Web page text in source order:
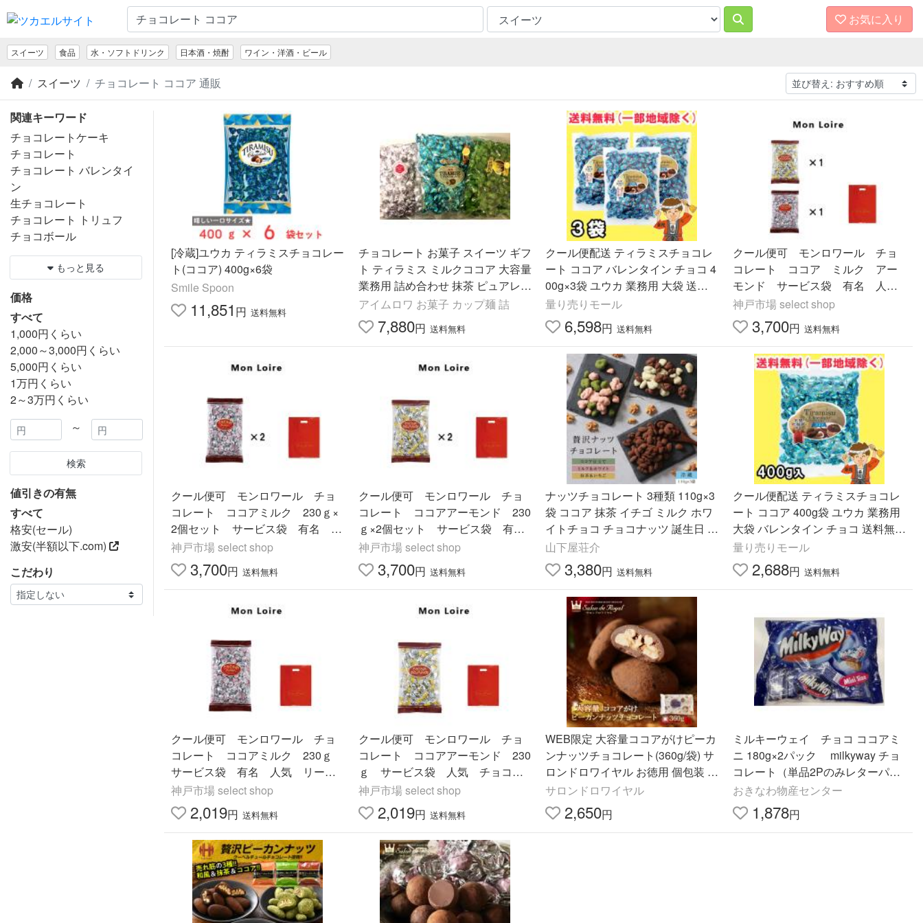
お気に入り
スイーツ 食品 水・ソフトドリンク 日本酒・焼酎 ワイン・洋酒・ビール
スイーツ チョコレート ココア 通販
関連キーワード
チョコレートケーキ
チョコレート
チョコレート バレンタイ
ン
生チョコレート
チョコレート トリュフ
チョコボール
もっと見る
価格
すべて
1,000円くらい
2,000～3,000円くらい
5,000円くらい
1万円くらい
2～3万円くらい
～
検索
値引きの有無
すべて
格安(セール)
激安(半額以下.com)
こだわり
[冷蔵]ユウカ ティラミスチョコレー
ト(ココア) 400g×6袋
Smile Spoon
11,851 円 送料無料
チョコレート お菓子 スイーツ ギフ
ト ティラミス ミルクココア 大容量
業務用 詰め合わせ 抹茶 ピュアレ 3
種セット
アイムロワ お菓子 カップ麺 詰
7,880円 送料無料
クール便配送 ティラミスチョコレ
ート ココア バレンタイン チョコ 4
00g×3袋 ユウカ 業務用 大袋 送料
無料（北海道・東北・沖縄除く）
量り売りモール
6,598円 送料無料
クール便可 モンロワール チョ
コレート ココア ミルク アー
モンド サービス袋 有名 人
気 リーフ ２種セット お菓
子 送料無料
神戸市場 select shop
3,700円 送料無料
クール便可 モンロワール チョ
コレート ココアミルク 230ｇ×
2個セット サービス袋 有名 人
気 リーフ ばらまき お菓子
送料無料
神戸市場 select shop
3,700円 送料無料
クール便可 モンロワール チョ
コレート ココアアーモンド 230
ｇ×2個セット サービス袋 有
名 人気 チョコ ココア アー
モンド 送料無料
神戸市場 select shop
3,700円 送料無料
ナッツチョコレート 3種類 110g×3
袋 ココア 抹茶 イチゴ ミルク ホワ
イトチョコ チョコナッツ 誕生日 ギ
フト 贈り物 間食 おやつ バースデ
ー ご褒美 2026 爆買
山下屋荘介
3,380円 送料無料
クール便配送 ティラミスチョコレ
ート ココア 400g袋 ユウカ 業務用
大袋 バレンタイン チョコ 送料無料
（北海道・東北・沖縄除く）
量り売りモール
2,688円 送料無料
クール便可 モンロワール チョ
コレート ココアミルク 230ｇ
サービス袋 有名 人気 リー
フ ばらまき お菓子 送料無料
神戸市場 select shop
2,019円 送料無料
クール便可 モンロワール チョ
コレート ココアアーモンド 230
ｇ サービス袋 人気 チョコ
ココア アーモンド ばらまき
ポスト 送料無料
神戸市場 select shop
2,019円 送料無料
WEB限定 大容量ココアがけピーカ
ンナッツチョコレート(360g/袋) サ
ロンドロワイヤル お徳用 個包装 ス
イーツ お菓子
サロンドロワイヤル
2,650円
ミルキーウェイ チョコ ココアミ
ニ 180g×2パック milkyway チョ
コレート（単品2Pのみレターパッ
ク発送） 【※宅急便代ご確認くだ
さい【常温便/送料別
おきなわ物産センター
1,878円